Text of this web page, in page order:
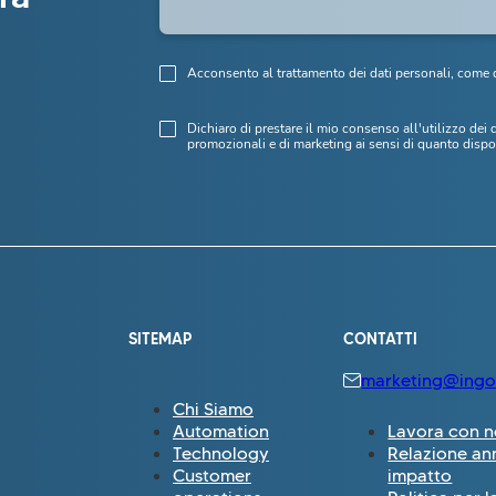
Acconsento al trattamento dei dati personali,
Dichiaro di prestare il mio consenso all'utilizzo dei
promozionali e di marketing ai sensi di quanto
SITEMAP
Chi Siamo
Automation
Technology
Customer
CONTATTI
Lavora con
Relazione
impatto